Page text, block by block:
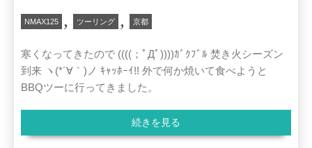
NMAX125 , ツーリング , 京都
寒くなってきたので ((((；ﾟДﾟ))))ｶﾞｸﾌﾞﾙ 焚き火シーズン
到来 ヽ(*´∀｀)ノ ｷｬｯﾎｰｲ!! 外で何か焼いて食べようと
BBQツーに行ってきました。
続きを見る